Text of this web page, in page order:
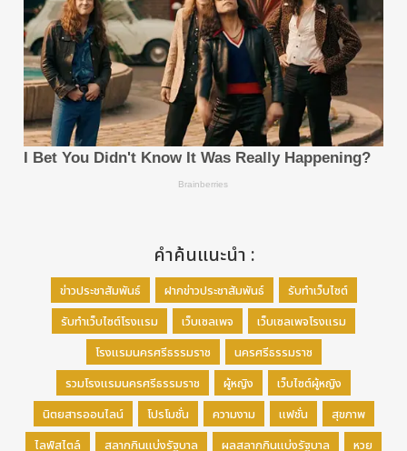
คำค้นแนะนำ :
ข่าวประชาสัมพันธ์ ฝากข่าวประชาสัมพันธ์
รับทำเว็บไซต์
รับทำเว็บไซต์โรงแรม
เว็บเซลเพจ
เว็บเซลเพจโรงแรม
โรงแรมนครศรีธรรมราช
นครศรีธรรมราช
รวมโรงแรมนครศรีธรรมราช
ผู้หญิง
เว็บไซต์ผู้หญิง
นิตยสารออนไลน์
โปรโมชั่น ความงาม แฟชั่น
สุขภาพ
ไลฟ์สไตล์
สลากกินแบ่งรัฐบาล ผลสลากกินแบ่งรัฐบาล
หวย